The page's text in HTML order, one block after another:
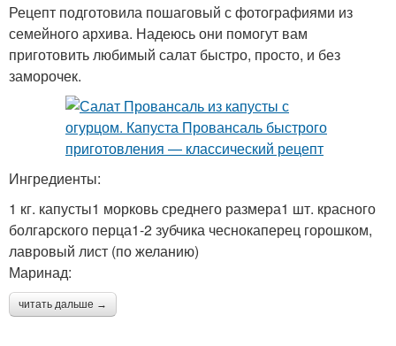
Рецепт подготовила пошаговый с фотографиями из
семейного архива. Надеюсь они помогут вам
приготовить любимый салат быстро, просто, и без
заморочек.
Ингредиенты:
1 кг. капусты1 морковь среднего размера1 шт. красного
болгарского перца1-2 зубчика чеснокаперец горошком,
лавровый лист (по желанию)
Маринад:
читать дальше →